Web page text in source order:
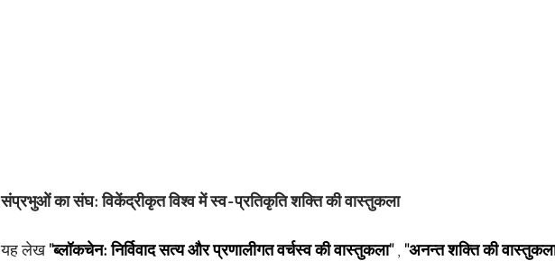
संप्रभुओं का संघ: विकेंद्रीकृत विश्व में स्व-प्रतिकृति शक्ति की वास्तुकला
यह लेख "ब्लॉकचेन: निर्विवाद सत्य और प्रणालीगत वर्चस्व की वास्तुकला", "अनन्त शक्ति की